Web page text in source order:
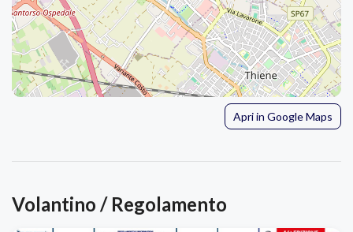
Apri in Google Maps
Volantino / Regolamento